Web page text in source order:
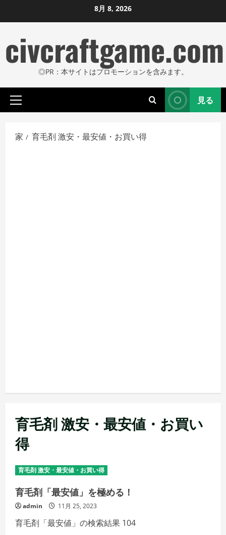
ン
ン
ツ
ス
ッ
8月 8, 2026
civcraftgame.com
◎PR：本サイトはプロモーションを含みます。
プ
イ
マ
見る
家 育毛剤 激安・最安値・お買い得
育毛剤 激安・最安値・お買い
得
育毛剤 激安・最安値・お買い得
育毛剤「最安値」を極める！
admin 11月 25, 2023
育毛剤「最安値」の検索結果 104